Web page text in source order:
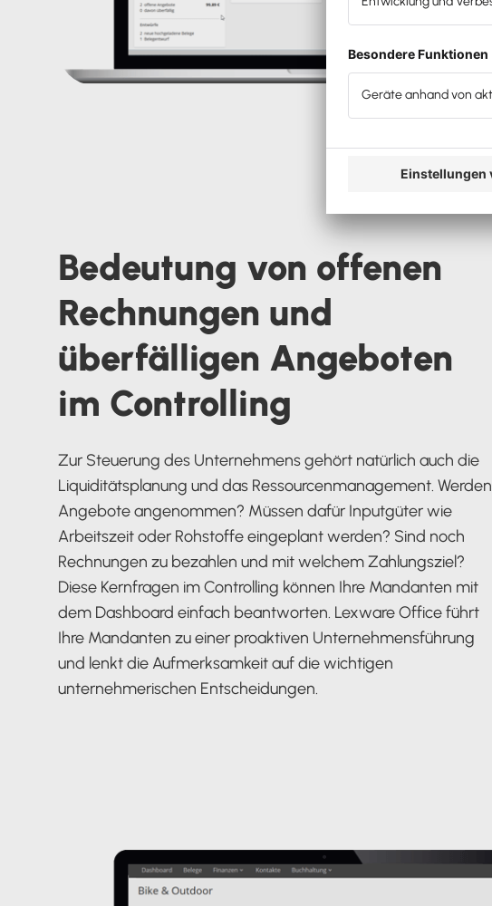
Bedeutung von offenen
Rechnungen und
überfälligen Angeboten
im Controlling
Zur Steuerung des Unternehmens gehört natürlich auch die
Liquiditätsplanung und das Ressourcenmanagement. Werden
Angebote angenommen? Müssen dafür Inputgüter wie
Arbeitszeit oder Rohstoffe eingeplant werden? Sind noch
Rechnungen zu bezahlen und mit welchem Zahlungsziel?
Diese Kernfragen im Controlling können Ihre Mandanten mit
dem Dashboard einfach beantworten. Lexware Office führt
Ihre Mandanten zu einer proaktiven Unternehmensführung
und lenkt die Aufmerksamkeit auf die wichtigen
unternehmerischen Entscheidungen.